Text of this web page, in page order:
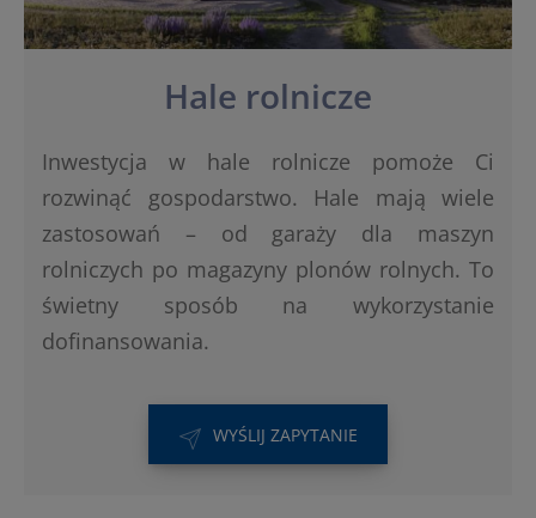
Hale rolnicze
Inwestycja w hale rolnicze pomoże Ci
rozwinąć gospodarstwo. Hale mają wiele
zastosowań – od garaży dla maszyn
rolniczych po magazyny plonów rolnych. To
świetny sposób na wykorzystanie
dofinansowania.
WYŚLIJ ZAPYTANIE